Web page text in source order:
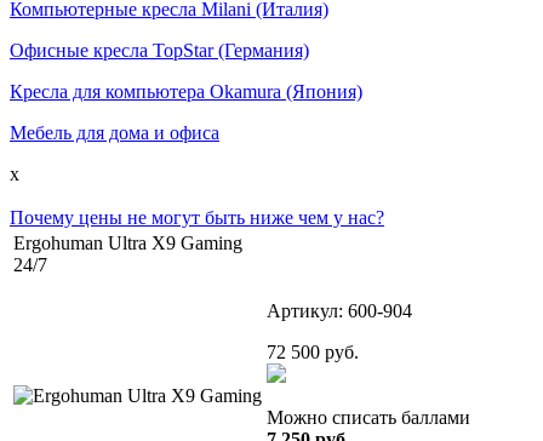
Компьютерные кресла Milani (Италия)
Офисные кресла TopStar (Германия)
Кресла для компьютера Okamura (Япония)
Мебель для дома и офиса
x
Почему цены не могут быть ниже чем у нас?
Ergohuman Ultra X9 Gaming
24/7
Артикул: 600-904
72 500 руб.
Можно списать баллами